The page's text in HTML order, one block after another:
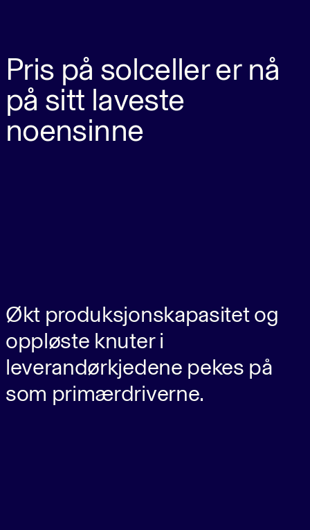
Pris på solceller er nå
på sitt laveste
noensinne
Økt produksjonskapasitet og
oppløste knuter i
leverandørkjedene pekes på
som primærdriverne.